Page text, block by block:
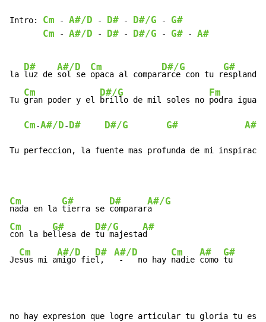
Intro: Cm - A#/D - D# - D#/G -
G#
Cm
- A#/D - D# - D#/G - G# - A#
la
D#
luz de
A#/D
sol se
Cm
opaca al compar
D#/G
arce con tu r
G#
Tu
Cm
gran poder y el
D#/G
brillo de mil soles no
Fm
podra
Cm-A#/D- D# D#/G G# A#
Tu perfeccion, la fuente mas profunda de mi
Cm
nada en la
G#
tierra se
D#
comparar
A#/G
Cm
con la be
G#
llesa de
D#/G
tu majesta
A#
d
Je
Cm
sus mi a
A#/D
migo fie
D#
l,
A#/D
-   no hay
Cm
nadie
A#
como
G#
tu
no hay expresion que logre articular tu gloria tu